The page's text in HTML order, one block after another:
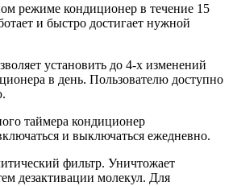
режиме кондиционер в течение 15
и быстро достигает нужной
установить до 4-х изменений
в день. Пользователю доступно
таймера кондиционер
и выключаться ежедневно.
фильтр. Уничтожает
дезактивации молекул. Для